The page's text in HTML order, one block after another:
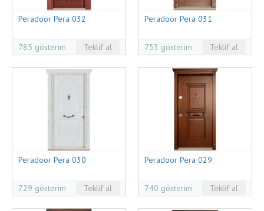
Peradoor Pera 032
785 gösterim Teklif al
Peradoor Pera 031
753 gösterim Teklif al
Peradoor Pera 030
729 gösterim Teklif al
Peradoor Pera 029
740 gösterim Teklif al